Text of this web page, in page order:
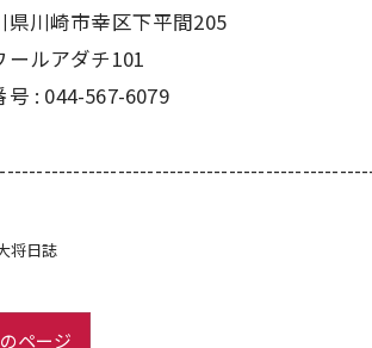
県川崎市幸区下平間205
ールアダチ101
号 : 044-567-6079
将日誌
ページ